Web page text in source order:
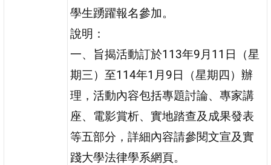
學生踴躍報名參加。
說明：
一、旨揭活動訂於113年9月11日（星
期三）至114年1月9日（星期四）辦
理，活動內容包括專題討論、專家講
座、電影賞析、實地踏查及成果發表
等五部分，詳細內容請參閱文宣及實
踐大學法律學系網頁。